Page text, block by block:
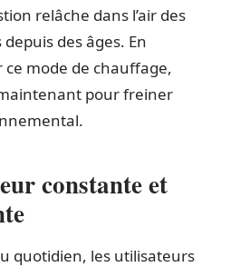
relâche dans l’air des
des âges. En
ce mode de chauffage,
maintenant pour freiner
constante et
quotidien, les utilisateurs